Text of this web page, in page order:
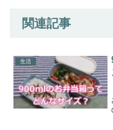
関連記事
生活